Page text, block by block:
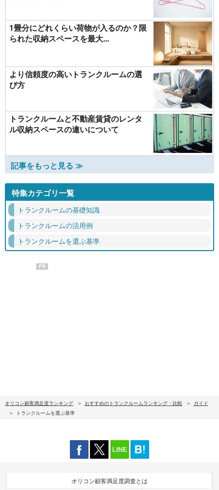
1畳分にどれくらい荷物が入るのか？限
られた収納スペースを最大...
より信頼度の高いトランクルームの選
び方
トランクルームと不動産賃貸のレンタ
ル収納スペースの違いについて
記事をもっと見る ≫
特集カテゴリ一覧
トランクルームの基礎知識
トランクルームの活用例
トランクルームを選ぶ基準
PR
オリコン顧客満足度ランキング おすすめのトランクルームランキング・比較
ガイド
トランクルームを選ぶ基準
オリコン顧客満足度調査とは